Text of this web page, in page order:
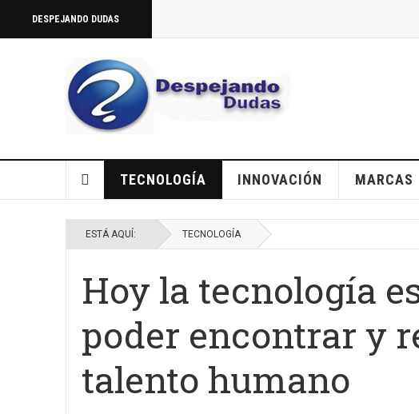
DESPEJANDO DUDAS
TECNOLOGÍA INNOVACIÓN MARCAS
ESTÁ AQUÍ: TECNOLOGÍA
Hoy la tecnología
poder encontrar y
talento humano